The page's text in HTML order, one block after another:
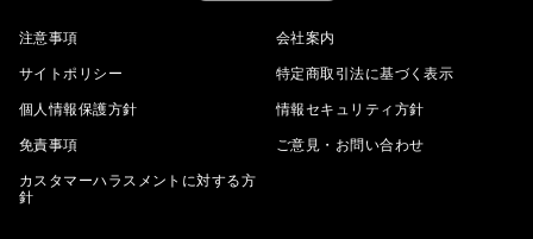
注意事項 会社案内
サイトポリシー 特定商取引法に基づく表示
個人情報保護方針 情報セキュリティ方針
免責事項 ご意見・お問い合わせ
カスタマーハラスメントに対する方
針